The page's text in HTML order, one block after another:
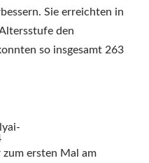
Sie erreichten in
den
so insgesamt 263
zum ersten Mal am